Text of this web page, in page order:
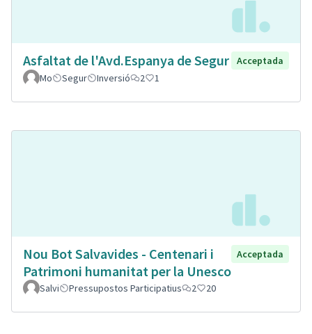
Asfaltat de l'Avd.Espanya de Segur
Acceptada
Mo
Segur Inversió 2 1
Nou Bot Salvavides - Centenari i
Patrimoni humanitat per la Unesco
Acceptada
Salvi Pressupostos Participatius 2 20